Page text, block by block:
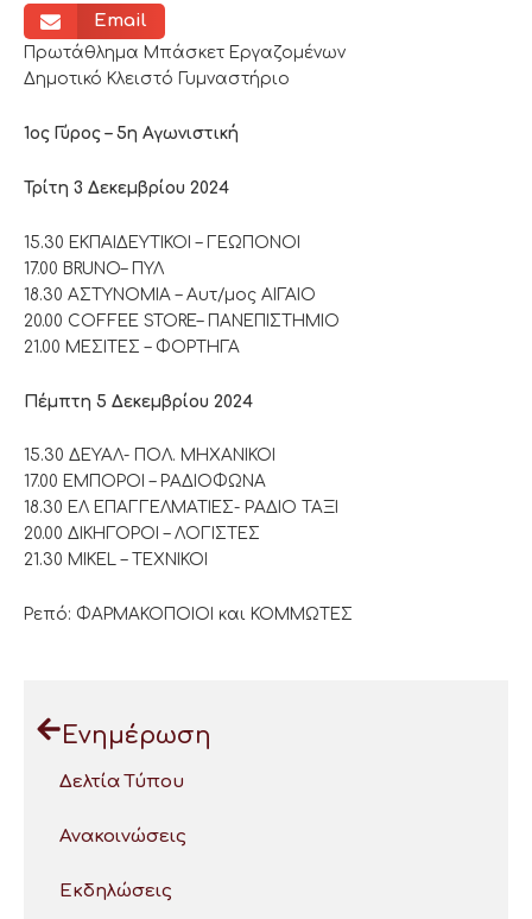
Email
Πρωτάθλημα Μπάσκετ Εργαζομένων
Δημοτικό Κλειστό Γυμναστήριο
1ος Γύρος – 5η Αγωνιστική
Τρίτη 3 Δεκεμβρίου 2024
15.30 ΕΚΠΑΙΔΕΥΤΙΚΟΙ – ΓΕΩΠΟΝΟΙ
17.00 BRUNO– ΠΥΛ
18.30 ΑΣΤΥΝΟΜΙΑ – Αυτ/μος ΑΙΓΑΙΟ
20.00 COFFEE STORE– ΠΑΝΕΠΙΣΤΗΜΙΟ
21.00 ΜΕΣΙΤΕΣ – ΦΟΡΤΗΓΑ
Πέμπτη 5 Δεκεμβρίου 2024
15.30 ΔΕΥΑΛ- ΠΟΛ. ΜΗΧΑΝΙΚΟΙ
17.00 ΕΜΠΟΡΟΙ – ΡΑΔΙΟΦΩΝΑ
18.30 ΕΛ ΕΠΑΓΓΕΛΜΑΤΙΕΣ- ΡΑΔΙΟ ΤΑΞΙ
20.00 ΔΙΚΗΓΟΡΟΙ – ΛΟΓΙΣΤΕΣ
21.30 MIKEL – ΤΕΧΝΙΚΟΙ
Ρεπό: ΦΑΡΜΑΚΟΠΟΙΟΙ και ΚΟΜΜΩΤΕΣ
Ενημέρωση
Δελτία Τύπου
Ανακοινώσεις
Εκδηλώσεις